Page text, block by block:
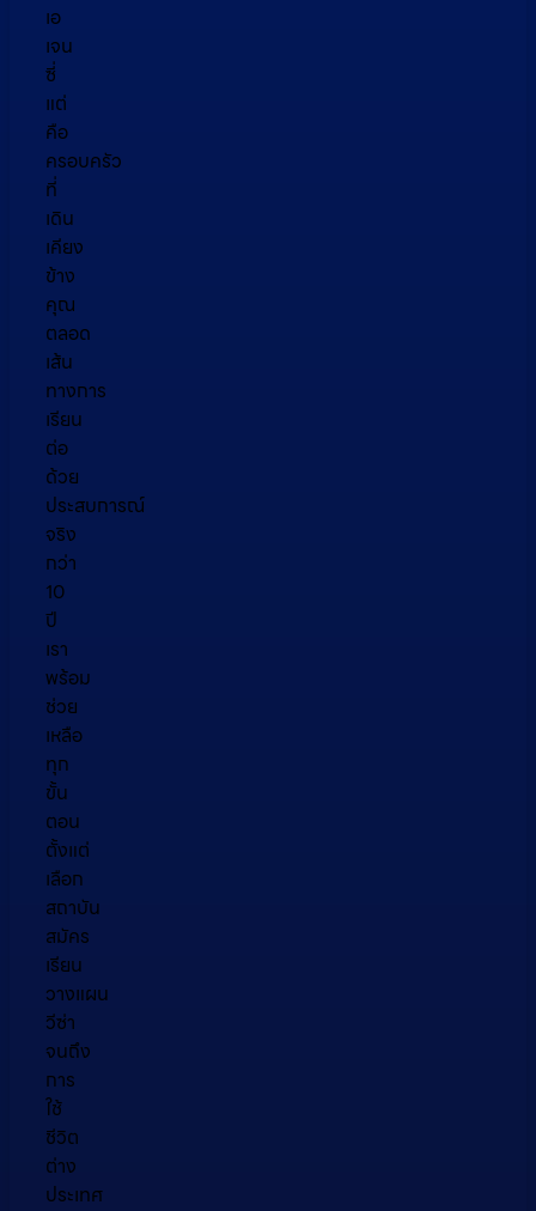
เอ
เจน
ซี่
แต่
คือ
ครอบครัว
ที่
เดิน
เคียง
ข้าง
คุณ
ตลอด
เส้น
ทางการ
เรียน
ต่อ
ด้วย
ประสบการณ์
จริง
กว่า
10
ปี
เรา
พร้อม
ช่วย
เหลือ
ทุก
ขั้น
ตอน
ตั้งแต่
เลือก
สถาบัน
สมัคร
เรียน
วางแผน
วีซ่า
จนถึง
การ
ใช้
ชีวิต
ต่าง
ประเทศ